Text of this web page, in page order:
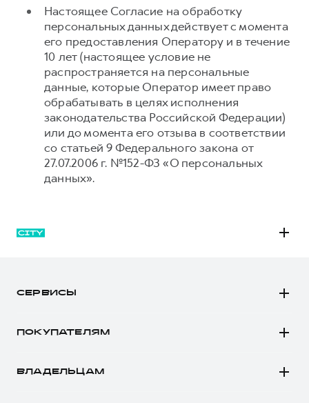
Настоящее Согласие на обработку
персональных данных действует с момента
его предоставления Оператору и в течение
10 лет (настоящее условие не
распространяется на персональные
данные, которые Оператор имеет право
обрабатывать в целях исполнения
законодательства Российской Федерации)
или до момента его отзыва в соответствии
со статьей 9 Федерального закона от
27.07.2006 г. №152-ФЗ «О персональных
данных».
СЕРВИСЫ
ПОКУПАТЕЛЯМ
Конфигуратор HAVAL
ВЛАДЕЛЬЦАМ